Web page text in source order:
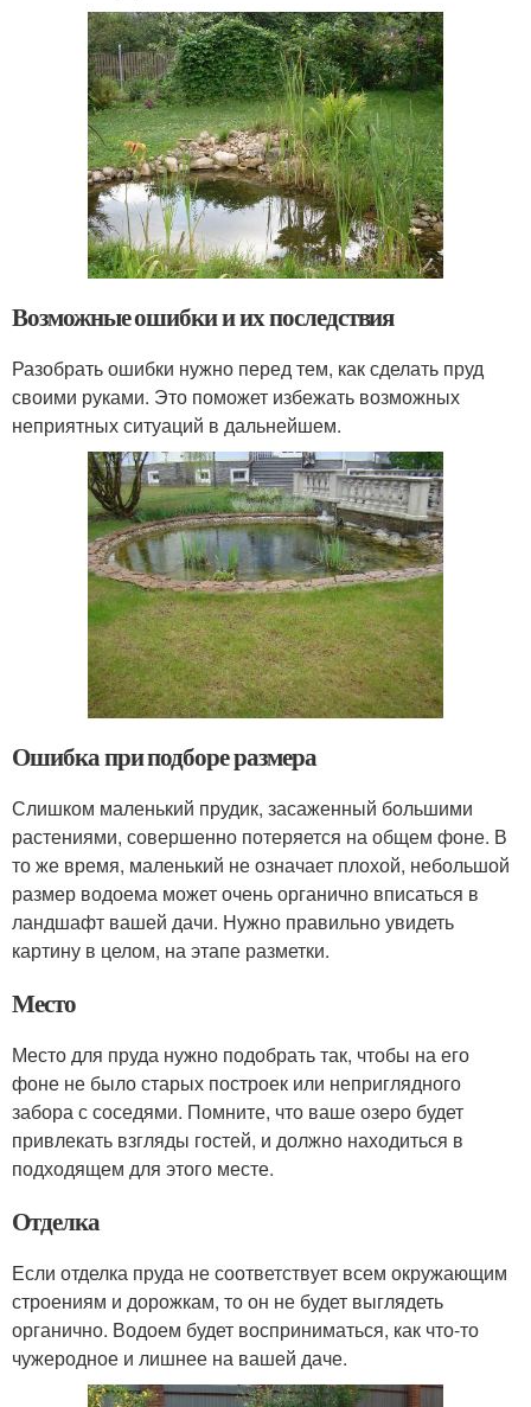
Возможные ошибки и их последствия
Разобрать ошибки нужно перед тем, как сделать пруд
своими руками. Это поможет избежать возможных
неприятных ситуаций в дальнейшем.
Ошибка при подборе размера
Слишком маленький прудик, засаженный большими
растениями, совершенно потеряется на общем фоне. В
то же время, маленький не означает плохой, небольшой
размер водоема может очень органично вписаться в
ландшафт вашей дачи. Нужно правильно увидеть
картину в целом, на этапе разметки.
Место
Место для пруда нужно подобрать так, чтобы на его
фоне не было старых построек или неприглядного
забора с соседями. Помните, что ваше озеро будет
привлекать взгляды гостей, и должно находиться в
подходящем для этого месте.
Отделка
Если отделка пруда не соответствует всем окружающим
строениям и дорожкам, то он не будет выглядеть
органично. Водоем будет восприниматься, как что-то
чужеродное и лишнее на вашей даче.